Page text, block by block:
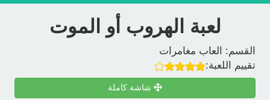
لعبة الهروب أو الموت
القسم:
العاب مغامرات
تقييم اللعبة:
شاشة كاملة